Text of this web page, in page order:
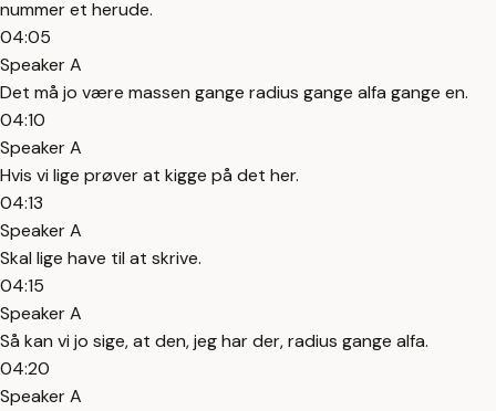
nummer et herude.
04:05
Speaker A
Det må jo være massen gange radius gange alfa gange en.
04:10
Speaker A
Hvis vi lige prøver at kigge på det her.
04:13
Speaker A
Skal lige have til at skrive.
04:15
Speaker A
Så kan vi jo sige, at den, jeg har der, radius gange alfa.
04:20
Speaker A